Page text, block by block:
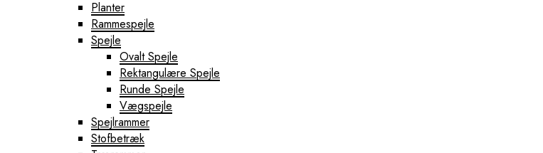
Planter
Rammespejle
Spejle
Ovalt Spejle
Rektangulære Spejle
Runde Spejle
Vægspejle
Spejlrammer
Stofbetræk